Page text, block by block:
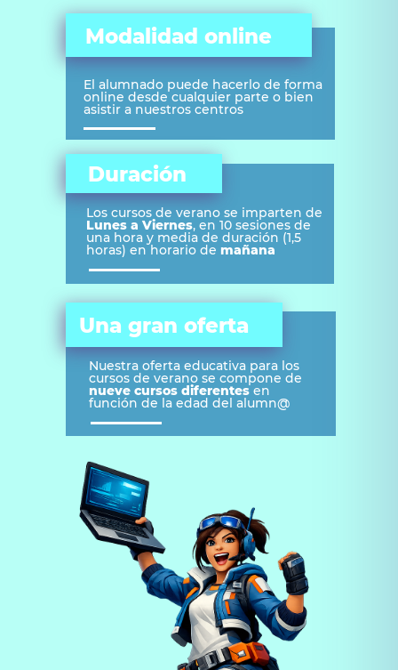
Modalidad online
El alumnado puede hacerlo de forma
online desde cualquier parte o bien
asistir a nuestros centros
Duración
Los cursos de verano se imparten de
Lunes a Viernes, en 10 sesiones de
una hora y media de duración (1,5
horas) en horario de mañana
Una gran oferta
Nuestra oferta educativa para los
cursos de verano se compone de
nueve cursos diferentesen
función de la edad del alumn@